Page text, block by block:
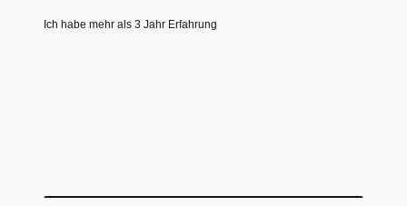
Ich habe mehr als 3 Jahr Erfahrung